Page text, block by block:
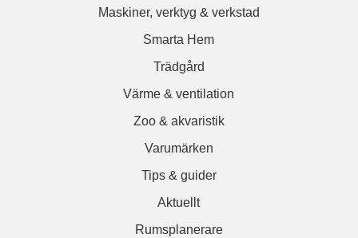
Maskiner, verktyg & verkstad
Smarta Hem
Trädgård
Värme & ventilation
Zoo & akvaristik
Varumärken
Tips & guider
Aktuellt
Rumsplanerare